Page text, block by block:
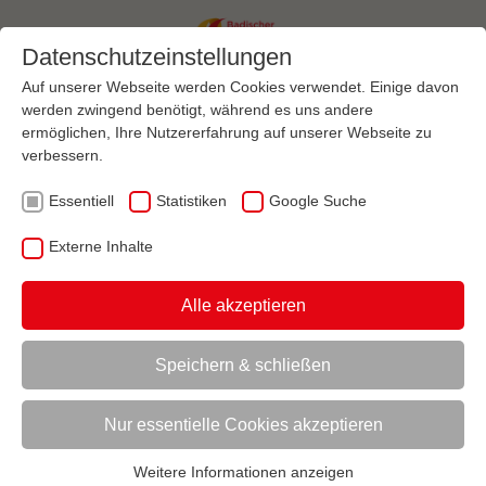
Menü
VEREINSMANAGEMENT
VEREINSFÜHRUNG UND VERWALTUNG
AKTUELL:
VERWALTUNG IM VEREIN
UNTERMENÜ
Vorlesen
Informationen zum Readspeaker öffnen
Datenschutzeinstellungen
Auf unserer Webseite werden Cookies verwendet. Einige davon
werden zwingend benötigt, während es uns andere
ermöglichen, Ihre Nutzererfahrung auf unserer Webseite zu
verbessern.
Essentiell Statistiken Google Suche
Externe Inhalte
Alle akzeptieren
Speichern & schließen
Nur essentielle Cookies akzeptieren
Weitere Informationen anzeigen